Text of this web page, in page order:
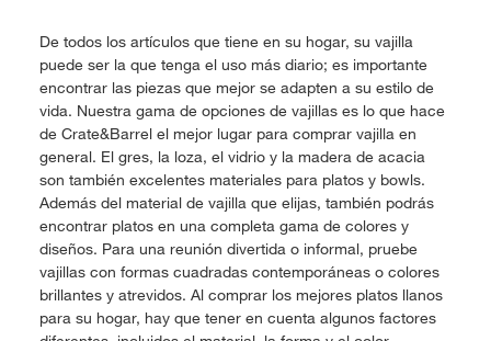
De todos los artículos que tiene en su hogar, su vajilla
puede ser la que tenga el uso más diario; es importante
encontrar las piezas que mejor se adapten a su estilo de
vida. Nuestra gama de opciones de vajillas es lo que hace
de Crate&Barrel el mejor lugar para comprar vajilla en
general. El gres, la loza, el vidrio y la madera de acacia
son también excelentes materiales para platos y bowls.
Además del material de vajilla que elijas, también podrás
encontrar platos en una completa gama de colores y
diseños. Para una reunión divertida o informal, pruebe
vajillas con formas cuadradas contemporáneas o colores
brillantes y atrevidos. Al comprar los mejores platos llanos
para su hogar, hay que tener en cuenta algunos factores